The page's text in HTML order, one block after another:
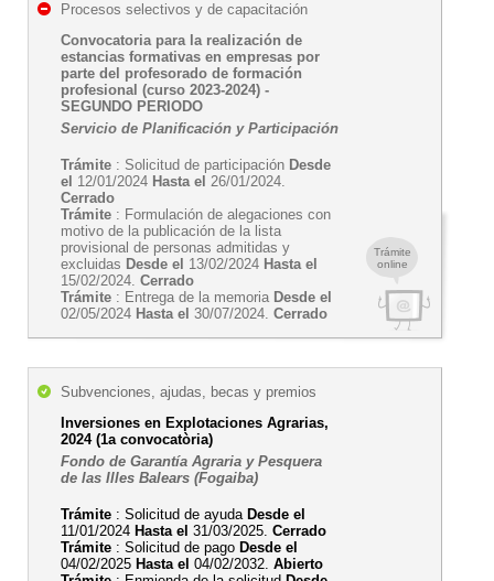
Trámite
online
Procesos selectivos y de capacitación
Convocatoria para la realización de
estancias formativas en empresas por
parte del profesorado de formación
profesional (curso 2023-2024) -
SEGUNDO PERIODO
Servicio de Planificación y Participación
Trámite : Solicitud de participación Desde
el 12/01/2024 Hasta el 26/01/2024.
Cerrado
Trámite : Formulación de alegaciones con
motivo de la publicación de la lista
provisional de personas admitidas y
excluidas Desde el 13/02/2024 Hasta el
15/02/2024. Cerrado
Trámite : Entrega de la memoria Desde el
02/05/2024 Hasta el 30/07/2024. Cerrado
Subvenciones, ajudas, becas y premios
Inversiones en Explotaciones Agrarias,
2024 (1a convocatòria)
Fondo de Garantía Agraria y Pesquera
de las Illes Balears (Fogaiba)
Trámite : Solicitud de ayuda Desde el
11/01/2024 Hasta el 31/03/2025. Cerrado
Trámite : Solicitud de pago Desde el
04/02/2025 Hasta el 04/02/2032. Abierto